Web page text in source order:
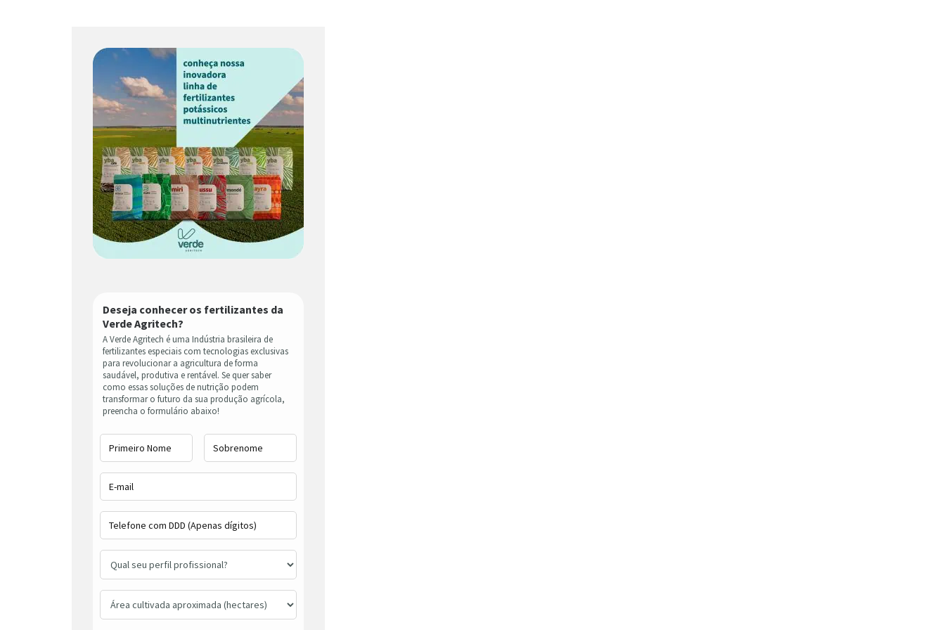
Deseja conhecer os fertilizantes da
Verde Agritech?
A Verde Agritech é uma Indústria brasileira de
fertilizantes especiais com tecnologias exclusivas
para revolucionar a agricultura de forma
saudável, produtiva e rentável. Se quer saber
como essas soluções de nutrição podem
transformar o futuro da sua produção agrícola,
preencha o formulário abaixo!